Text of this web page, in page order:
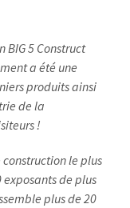
BIG 5 Construct
a été une
produits ainsi
de la
!
construction le plus
de plus
plus de 20